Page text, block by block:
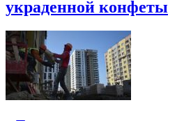
украденной конфеты